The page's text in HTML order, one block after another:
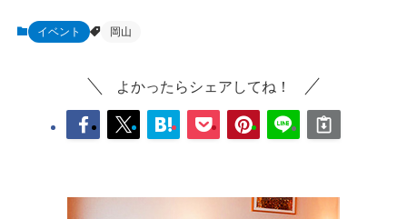
イベント 岡山
よかったらシェアしてね！